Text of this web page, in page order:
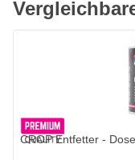
CROP Entfetter -